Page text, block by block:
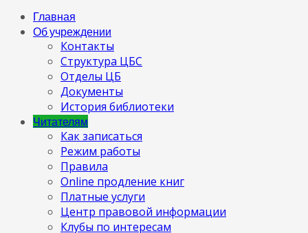
Главная
Об учреждении
Контакты
Структура ЦБС
Отделы ЦБ
Документы
История библиотеки
Читателям
Как записаться
Режим работы
Правила
Online продление книг
Платные услуги
Центр правовой информации
Клубы по интересам